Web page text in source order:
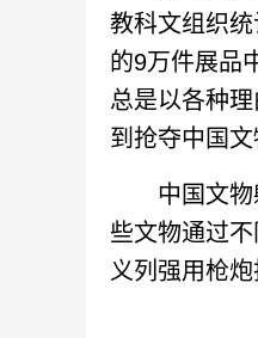
教科文组织
的9万件展品
总是以各种
到抢夺中国文
中国文物躺
些文物通过
义列强用枪